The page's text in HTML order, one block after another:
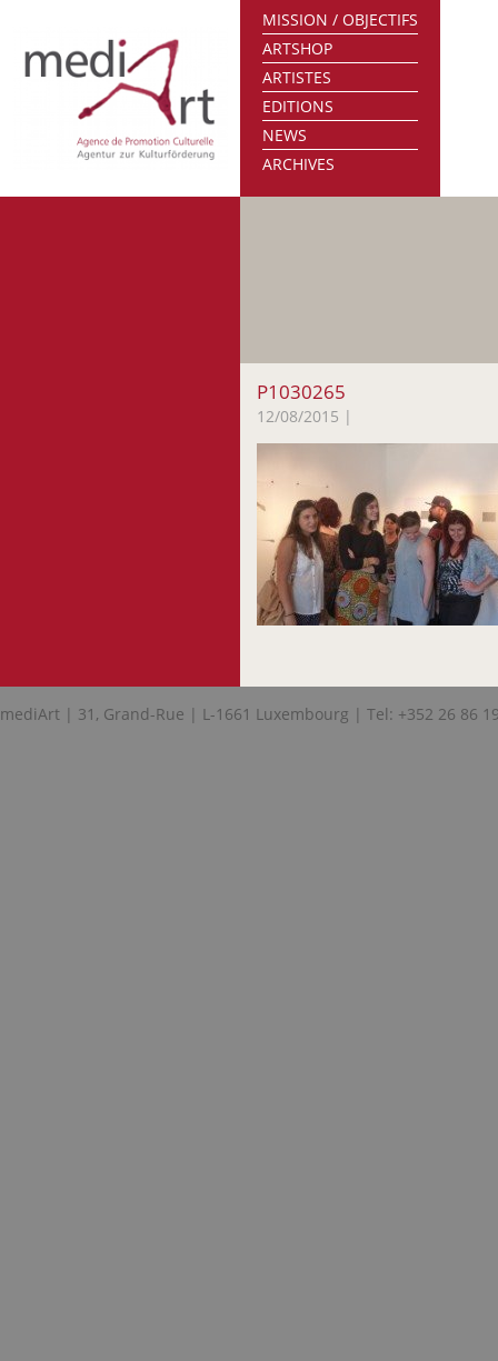
MISSION / OBJECTIFS
ARTSHOP
ARTISTES
EDITIONS
NEWS
ARCHIVES
P1030265
12/08/2015 |
mediArt | 31, Grand-Rue | L-1661 Luxembourg | Tel: +352 26 86